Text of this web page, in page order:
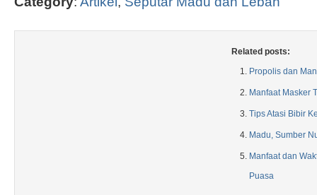
Related posts:
Propolis dan
Manfaat Masker
Tips Atasi Bibir
Madu, Sumber
Manfaat dan
Puasa